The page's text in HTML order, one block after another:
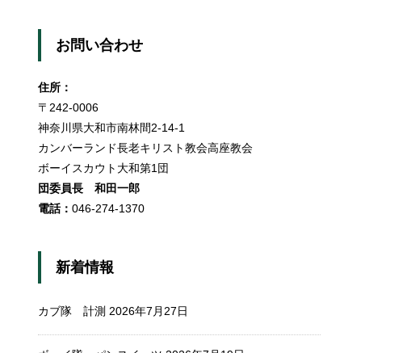
お問い合わせ
住所：
〒242-0006
神奈川県大和市南林間2-14-1
カンバーランド長老キリスト教会高座教会
ボーイスカウト大和第1団
団委員長 和田一郎
電話： 046-274-1370
新着情報
カブ隊 計測 2026年7月27日